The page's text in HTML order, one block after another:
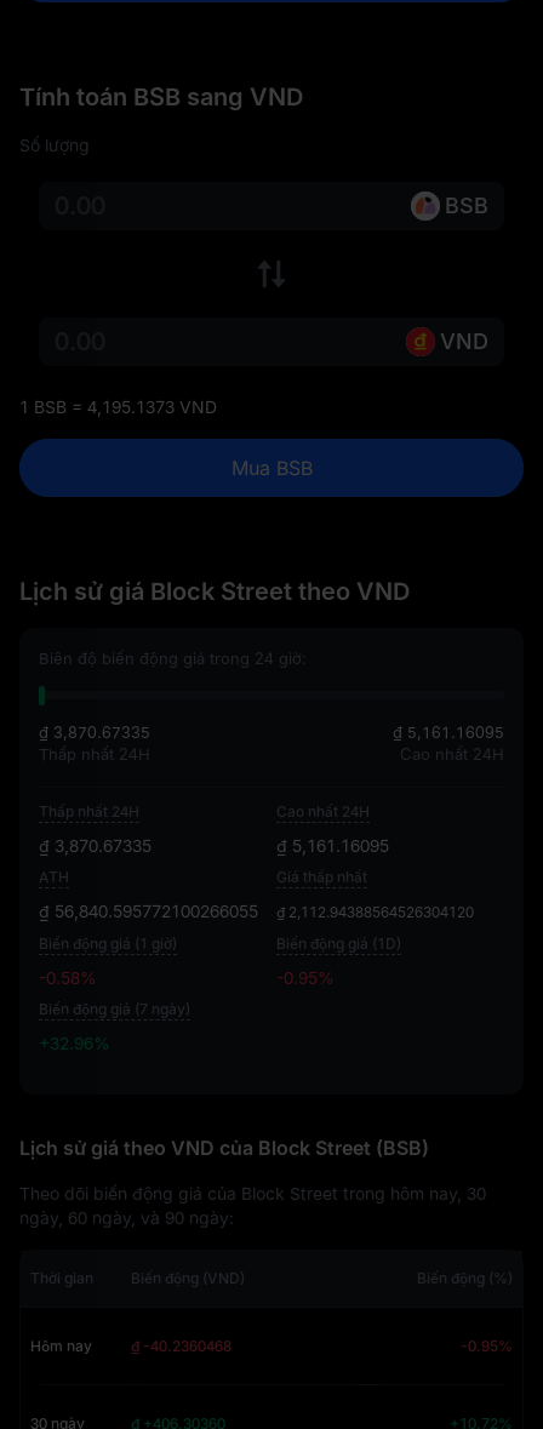
Tính toán BSB sang VND
Số lượng
BSB
VND
1 BSB = 4,195.1373 VND
Mua BSB
Lịch sử giá Block Street theo VND
Biên độ biến động giá trong 24 giờ:
₫ 3,870.67335
Thấp nhất 24H
₫ 5,161.16095
Cao nhất 24H
Thấp nhất 24H
₫ 3,870.67335
Cao nhất 24H
₫ 5,161.16095
ATH
₫ 56,840.595772100266055
Giá thấp nhất
₫ 2,112.94388564526304120
Biến động giá (1 giờ)
-0.58%
Biến động giá (1D)
-0.95%
Biến động giá (7 ngày)
+32.96%
Lịch sử giá theo VND của Block Street (BSB)
Theo dõi biến động giá của Block Street trong hôm nay, 30
ngày, 60 ngày, và 90 ngày:
Thời gian Biến động (VND) Biến động (%)
Hôm nay ₫ -40.2360468 -0.95%
30 ngày ₫ +406.30360 +10.72%